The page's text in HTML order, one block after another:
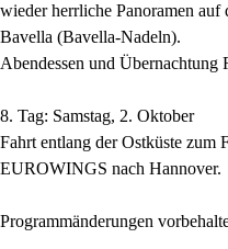
wieder herrliche Panoramen
Bavella (Bavella-Nadeln).
Abendessen und Übernachtung
8. Tag: Samstag, 2. Oktober
Fahrt entlang der Ostküste
EUROWINGS nach Hannover.
Programmänderungen